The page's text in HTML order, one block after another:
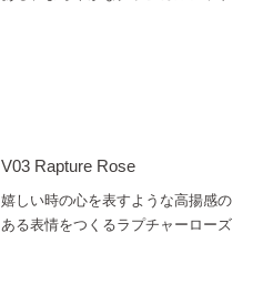
V03 Rapture Rose
嬉しい時の心を表すような高揚感の
ある表情をつくるラプチャーローズ